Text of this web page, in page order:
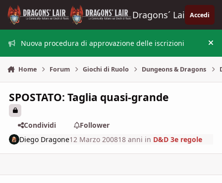
Vai al contenuto
Dragons´ Lair Accedi
Nuova procedura di approvazione delle iscrizioni
Home Forum Giochi di Ruolo Dungeons & Dragons
SPOSTATO: Taglia quasi-grande
Condividi
Follower
Diego Dragone12 Marzo 200818 anni in D&D 3e regole